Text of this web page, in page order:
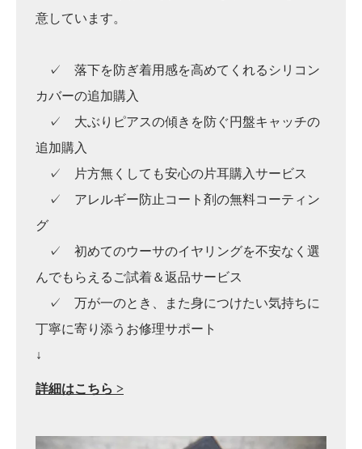
意しています。
✓ 落下を防ぎ着用感を高めてくれるシリコン
カバーの追加購入
✓ 大ぶりピアスの傾きを防ぐ円盤キャッチの
追加購入
✓ 片方無くしても安心の片耳購入サービス
✓ アレルギー防止コート剤の無料コーティン
グ
✓ 初めてのウーサのイヤリングを不安なく選
んでもらえるご試着＆返品サービス
✓ 万が一のとき、また身につけたい気持ちに
丁寧に寄り添うお修理サポート
↓
詳細はこちら >